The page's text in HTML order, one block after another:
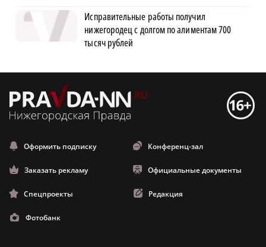
Исправительные работы получил
нижегородец с долгом по алиментам 700
тысяч рублей
Оформить подписку Конференц-зал
Заказать рекламу Официальные документы
Спецпроекты Редакция
Фотобанк